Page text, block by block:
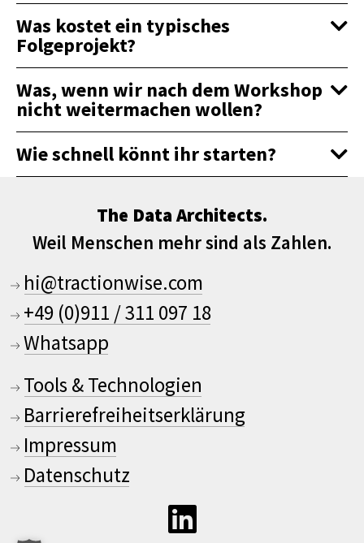
Was kostet ein typisches
Folgeprojekt?
Was, wenn wir nach dem Workshop
nicht weitermachen wollen?
Wie schnell könnt ihr starten?
The Data Architects.
Weil Menschen mehr sind als Zahlen.
hi@tractionwise.com
+49 (0)911 / 311 097 18
Whatsapp
Tools & Technologien
Barrierefreiheitserklärung
Impressum
Datenschutz